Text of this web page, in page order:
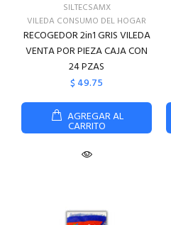
SILTECSAMX
VILEDA CONSUMO DEL HOGAR
RECOGEDOR 2in1 GRIS VILEDA
VENTA POR PIEZA CAJA CON
24 PZAS
$ 49.75
AGREGAR AL
CARRITO